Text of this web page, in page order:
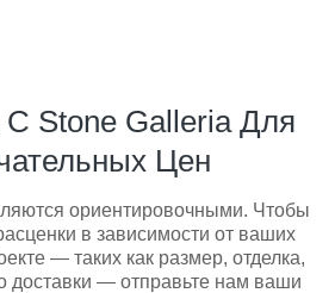
Stone Galleria Для
Цен
ориентировочными. Чтобы
в зависимости от ваших
— таких как размер, отделка,
доставки — отправьте нам ваши